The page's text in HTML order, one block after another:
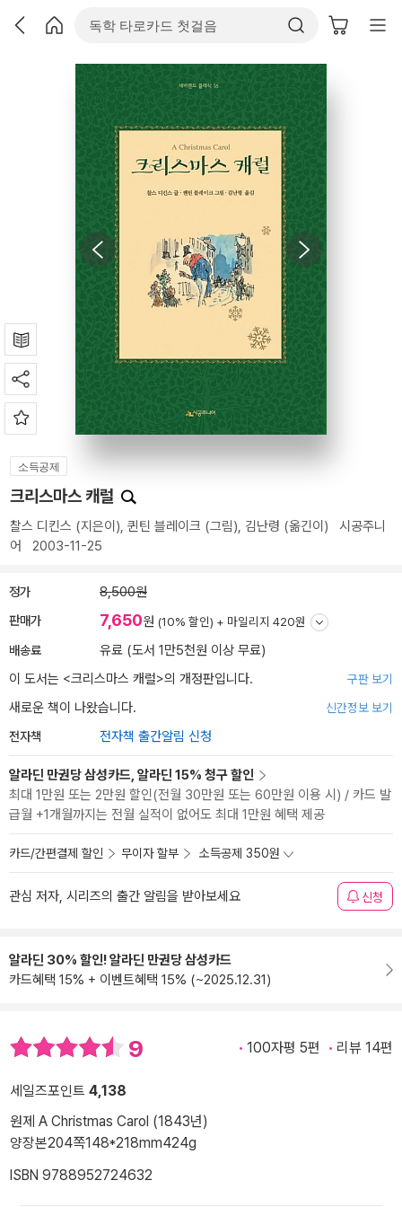
소득공제
크리스마스 캐럴
찰스 디킨스 (지은이), 퀸틴 블레이크 (그림), 김난령 (옮긴이) 시공주니
어
2003-11-25
정가 8,500원
판매가 7,650원 (10% 할인) + 마일리지 420원
배송료
유료 (도서 1만5천원 이상 무료)
이 도서는 <크리스마스 캐럴>의 개정판입니다. 구판 보기
새로운 책이 나왔습니다. 신간정보 보기
전자책 전자책 출간알림 신청
알라딘 만권당 삼성카드, 알라딘 15% 청구 할인
최대 1만원 또는 2만원 할인(전월 30만원 또는 60만원 이용 시) / 카드 발
급월 +1개월까지는 전월 실적이 없어도 최대 1만원 혜택 제공
카드/간편결제 할인 무이자 할부 소득공제 350원
관심 저자, 시리즈의 출간 알림을 받아보세요 신청
알라딘 30% 할인! 알라딘 만권당 삼성카드
카드혜택 15% + 이벤트혜택 15% (~2025.12.31)
9 100자평 5편 리뷰 14편
세일즈포인트 4,138
원제 A Christmas Carol (1843년)
양장본204쪽148*218mm424g
ISBN 9788952724632